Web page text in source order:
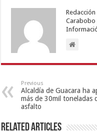
Carabobo
Previous
Alcaldía de Guacara ha
más de 30mil toneladas
asfalto
Related Articles